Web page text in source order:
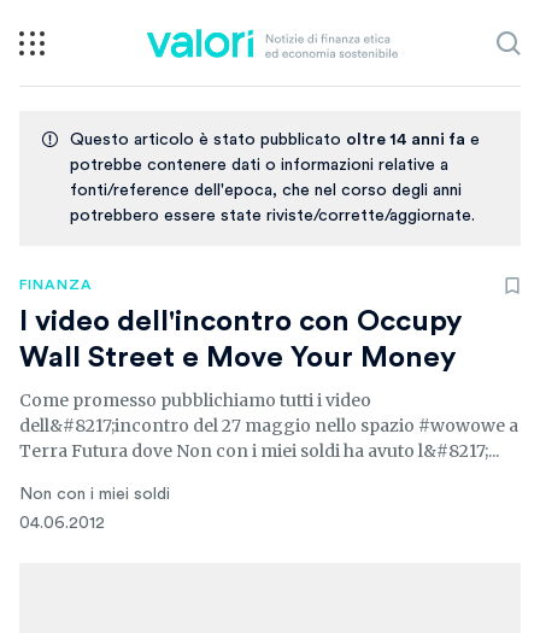
Questo articolo è stato pubblicato oltre 14 anni fa e
potrebbe contenere dati o informazioni relative a
fonti/reference dell'epoca, che nel corso degli anni
potrebbero essere state riviste/corrette/aggiornate.
FINANZA
I video dell'incontro con Occupy
Wall Street e Move Your Money
Come promesso pubblichiamo tutti i video
dell&#8217;incontro del 27 maggio nello spazio #wowowe a
Terra Futura dove Non con i miei soldi ha avuto l&#8217;...
Non con i miei soldi
04.06.2012